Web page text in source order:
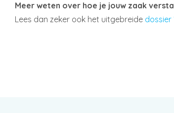
Meer weten over hoe je jouw zaak
Lees dan zeker ook het uitgebreide dossier